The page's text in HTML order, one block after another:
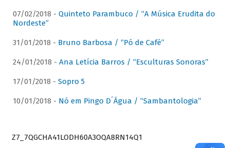
07/02/2018 - Quinteto Parambuco / “A Música Erudita do
Nordeste”
31/01/2018 - Bruno Barbosa / “Pó de Café”
24/01/2018 - Ana Letícia Barros / “Esculturas Sonoras”
17/01/2018 - Sopro 5
10/01/2018 - Nó em Pingo D´Água / “Sambantologia”
Z7_7QGCHA41LODH60A3OQA8RN14Q1